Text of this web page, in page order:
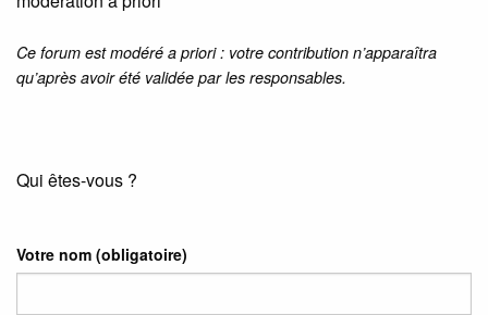
Ce forum est modéré a priori : votre contribution n’apparaîtra
qu’après avoir été validée par les responsables.
Qui êtes-vous ?
Votre nom (obligatoire)